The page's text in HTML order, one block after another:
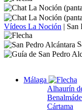
Vídeos La Noción | San
Málaga
Alhaurín
Cártama